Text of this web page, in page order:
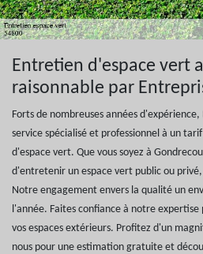
Entretien d'espace vert
raisonnable par
Forts de nombreuses années
service spécialisé et professionnel à un
d'espace vert. Que vous soyez à
d'entretenir un espace vert public ou privé,
Notre engagement envers la qualité un
l'année. Faites confiance à notre
vos espaces extérieurs. Profitez d'un
nous pour une estimation gratuite et